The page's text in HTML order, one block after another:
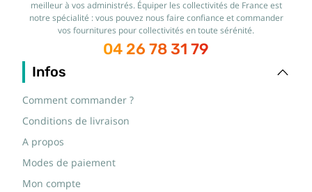
meilleur à vos administrés. Équiper les collectivités de France est
notre spécialité : vous pouvez nous faire confiance et commander
vos fournitures pour collectivités en toute sérénité.
04 26 78 31 79
Infos
Comment commander ?
Conditions de livraison
A propos
Modes de paiement
Mon compte